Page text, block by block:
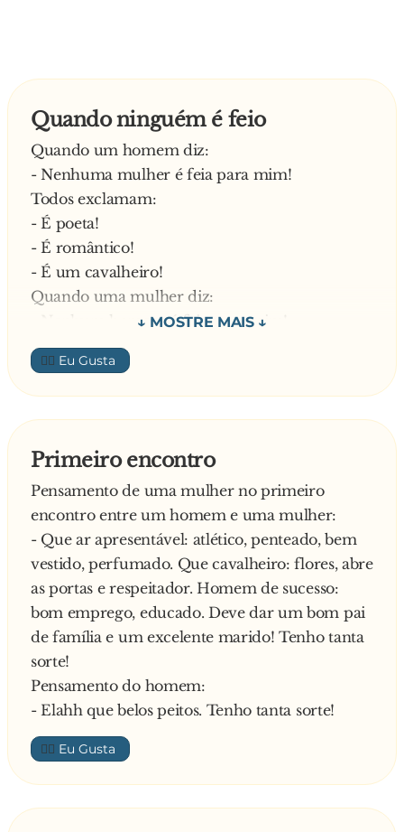
Quando ninguém é feio
Quando um homem diz:
- Nenhuma mulher é feia para mim!
Todos exclamam:
- É poeta!
- É romântico!
- É um cavalheiro!
Quando uma mulher diz:
- Nenhum homem é feio para mim!
Todos exclamam:
- É uma oferecida!
- Qualquer um serve!
- É uma p*ta!
👍🏼
Primeiro encontro
Pensamento de uma mulher no primeiro
encontro entre um homem e uma mulher:
- Que ar apresentável: atlético, penteado, bem
vestido, perfumado. Que cavalheiro: flores, abre
as portas e respeitador. Homem de sucesso:
bom emprego, educado. Deve dar um bom pai
de família e um excelente marido! Tenho tanta
sorte!
Pensamento do homem:
- Elahh que belos peitos. Tenho tanta sorte!
👍🏼